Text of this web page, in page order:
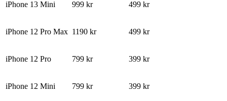
iPhone 13 Mini 999 kr 499 kr
iPhone 12 Pro Max 1190 kr 499 kr
iPhone 12 Pro 799 kr 399 kr
iPhone 12 Mini 799 kr 399 kr